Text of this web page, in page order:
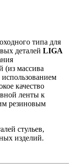
типа для
деталей LIGA
(из массива
качество
ленты к
резиновым
стульев,
изделий.